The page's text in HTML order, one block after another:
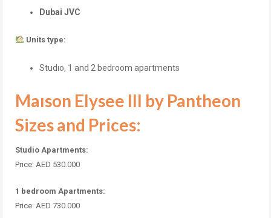
Dubai JVC
Units type:
Studıo, 1 and 2 bedroom apartments
Maıson Elysee III by Pantheon
Sizes and Prices:
Studio Apartments:
Price: AED 530.000
1 bedroom Apartments:
Price: AED 730.000